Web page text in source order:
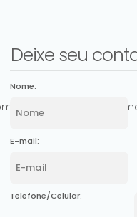
Deixe seu
Nome:
E-mail:
Telefone/Celular: